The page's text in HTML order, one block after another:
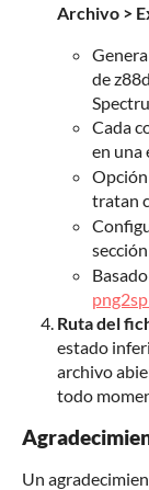
Archivo >
de
Cada
en una
Opción
tratan
sección
Ruta del
estado
archivo
todo
Un